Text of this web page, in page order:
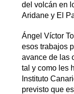
del volcán en
Aridane y El
Ángel Víctor
esos trabajos
avance de las
tal y como les
Instituto
previsto que